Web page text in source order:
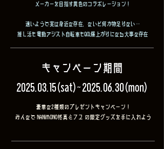
メーカーを目指す異色のコラボレーション！
遠いようで実は身近な存在、ないと何か物足りない‥​​
推し活も電動アシスト自転車もQOL爆上がりになる大事な存在​
​キャンペーン期間
2025.03.15(sat)~2025.06.30(mon)
豪華な2種類のプレゼントキャンペーン！
​みんなで NANIMONO柊真ミフユ の限定グッズを手に入れよう​